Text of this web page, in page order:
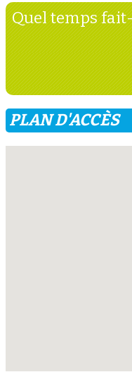
Quel temps
PLAN D'ACCÈS